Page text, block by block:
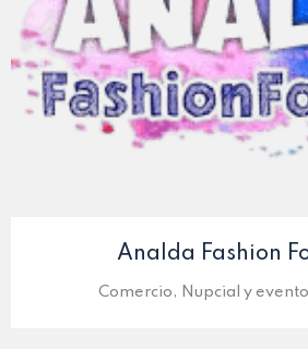
Analda Fashion
Comercio, Nupcial y